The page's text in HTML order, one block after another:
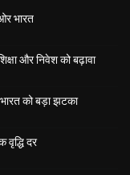
भारत
और निवेश को बढ़ावा
को बड़ा झटका
वृद्धि दर